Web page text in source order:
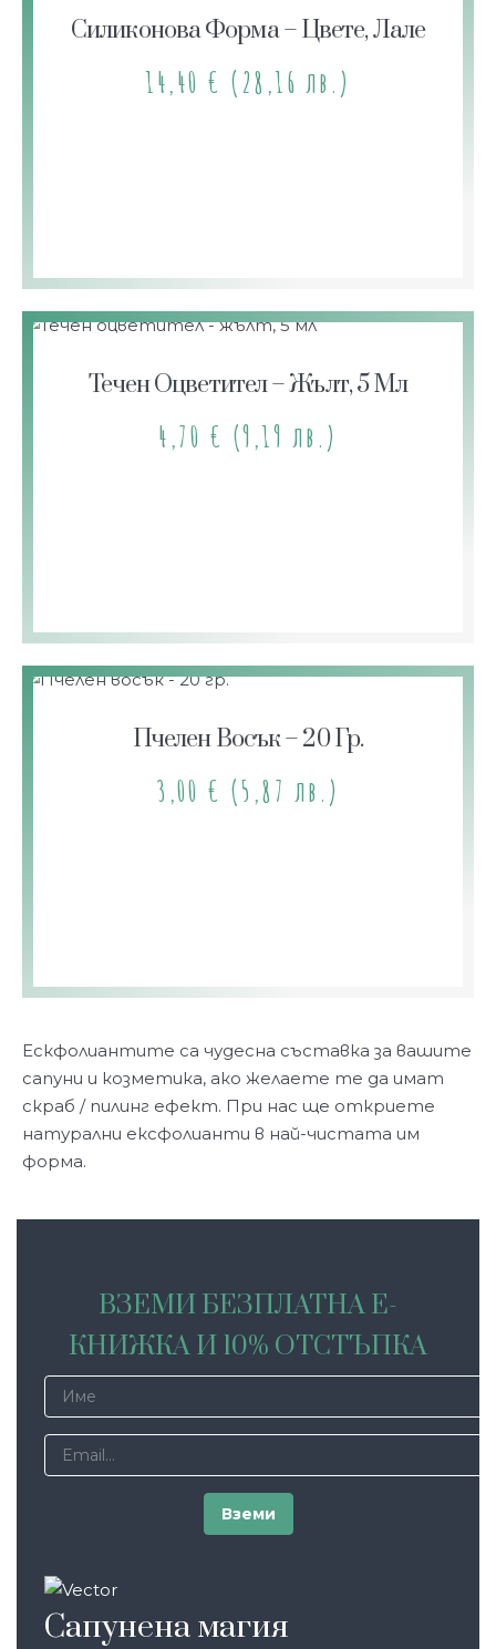
Силиконова Форма – Цветe, Лале
14,40 € (28,16 лв.)
Течен Оцветител – Жълт, 5 Мл
4,70 € (9,19 лв.)
Пчелен Восък – 20 Гр.
3,00 € (5,87 лв.)
Ескфолиантите са чудесна съставка за вашите
сапуни и козметика, ако желаете те да имат
скраб / пилинг ефект. При нас ще откриете
натурални ексфолианти в най-чистата им
форма.
ВЗЕМИ БЕЗПЛАТНА Е-
КНИЖКА И 10% ОТСТЪПКА
Сапунена магия